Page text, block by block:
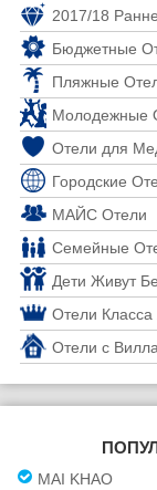
2017/18
Бюджетные
Пляжные
Молодежные
Отели для
Городские
МАЙС Отели
Семейные
Дети Живут
Отели
Отели с
MAI KHAO